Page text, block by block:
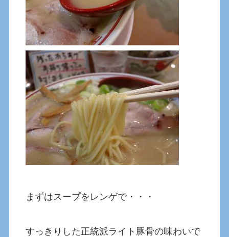
まずはスープをレンゲで・・・
すっきりした正統派ライト豚骨の味わいで